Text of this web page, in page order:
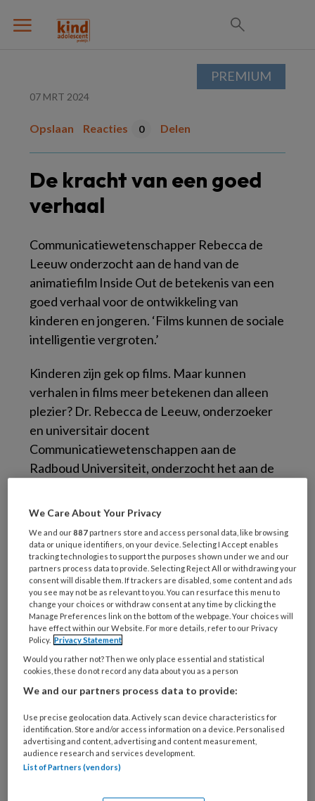
07 MRT 2024
Opslaan Reacties 0 Delen
De kracht van een goed
verhaal
Communicatiewetenschapper Rebecca de
Leeuw onderzocht aan de hand van de
animatiefilm Inside Out de betekenis van een
goed verhaal voor de ontwikkeling van
kinderen en jongeren. ‘Films kunnen de sociale
intelligentie vergroten.’
Kinderen zijn gek op films. Maar kunnen
verhalen in films meer betekenen dan alleen
plezier? Dr. Rebecca de Leeuw, onderzoeker
en universitair docent
Communicatiewetenschappen aan de
Radboud Universiteit, onderzocht het aan de
Het idee voor dit onderzoek kwam bij haar op
had over de films die ze hadden gezien. Ze
vond het opvallend hoe diepgaand deze
gesprekken waren. Ze gingen bijvoorbeeld
over de morele beweegredenen die een
personage kan hebben, of over wie nu eigenlijk
de held is in het verhaal. Daar wilde ze
onderzoek naar doen. ‘Van educatieve
programma’s weten we dat ze verrijkend
kunnen zijn voor kinderen en jongeren. Ook
van verhalen uit boeken steken ze iets op.
Maar hoe zit het met verhalen in films? Uit
onderzoek onder volwassenen is al wel bekend
dat films betekenisvol kunnen zijn. Ze kunnen
PREMIUM
We Care About Your Privacy
We and our887 partners store and access personal data, like browsing
data or unique identifiers, on your device. Selecting I Accept enables
tracking technologies to support the purposes shown under we and our
partners process data to provide. Selecting Reject All or withdrawing your
consent will disable them. If trackers are disabled, some content and ads
you see may not be as relevant to you. You can resurface this menu to
change your choices or withdraw consent at any time by clicking the
Manage Preferences link on the bottom of the webpage. Your choices will
have effect within our Website. For more details, refer to our Privacy
Policy. Privacy Statement
Would you rather not? Then we only place essential and statistical
cookies, these do not record any data about you as a person
We and our partners process data to provide:
Use precise geolocation data. Actively scan device characteristics for
identification. Store and/or access information on a device. Personalised
advertising and content, advertising and content measurement,
audience research and services development.
List of Partners (vendors)